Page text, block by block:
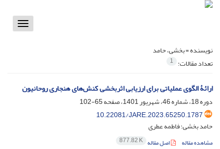
Toggle
نویسنده =بخشی، حامد
تعداد مقالات: 1
ارائۀ الگوی عملیاتی برای ارزیابی اثربخشی کنش‌های هنجاری روحانیون
دوره 18، شماره 46، شهریور 1401، صفحه
65-102
10.22081/JARE.2023.65250.1787
حامد بخشی؛ فاطمه عطری
مشاهده مقاله اصل مقاله 877.82 K